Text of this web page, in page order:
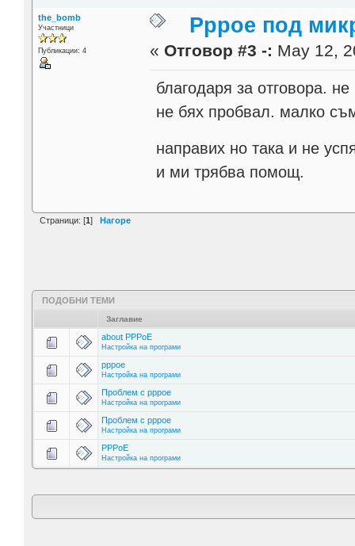
the_bomb
Участници
Публикации: 4
Pppoe под
« Отговор #3 -: May 12,
благодаря за отговора.
не бях пробвал. малко
направих но така и не
и ми трябва помощ.
Страници: [1] Нагоре
ПОДОБНИ ТЕМИ
Заглавие
about PPPoE
Настройка на програми
pppoe
Настройка на програми
Проблем с pppoe
Настройка на програми
Проблем с pppoe
Настройка на програми
PPPoE
Настройка на програми